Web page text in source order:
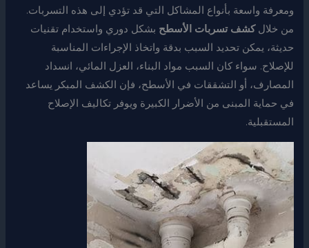
ومعرفة واسعة بأنواع المشاكل التي قد تؤدي إلى هذه التسربات.
من خلالكشف تسربات الأسطح بشكل دوري واستخدام تقنيات
حديثة، يمكن تحديد السبب بدقة واتخاذ الإجراءات المناسبة
للإصلاح. سواء كان السبب مواد البناء، العزل المائي، انسداد
المصارف، أو التشققات في الأسطح، فإن الكشف المبكر يساعد
في حماية المبنى من الأضرار الكبيرة ويوفر تكاليف الإصلاح
المستقبلية.